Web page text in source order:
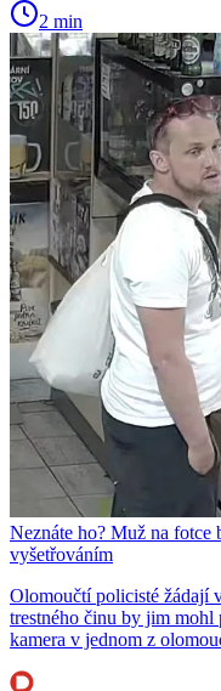
2 min
Neznáte ho? Muž na
vyšetřováním
Olomoučtí policisté žádají
trestného činu by jim mohl
kamera v jednom z